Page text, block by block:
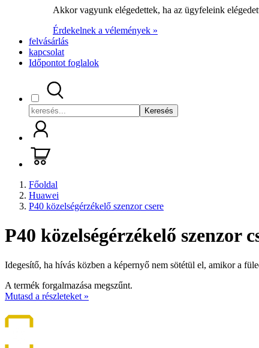
Akkor vagyunk elégedettek, ha az ügyfeleink
Érdekelnek a vélemények »
felvásárlás
kapcsolat
Időpontot foglalok
Keresés
Főoldal
Huawei
P40 közelségérzékelő szenzor csere
P40 közelségérzékelő szenzor
Idegesítő, ha hívás közben a képernyő nem sötétül el, amikor a
A termék forgalmazása megszűnt.
Mutasd a részleteket »